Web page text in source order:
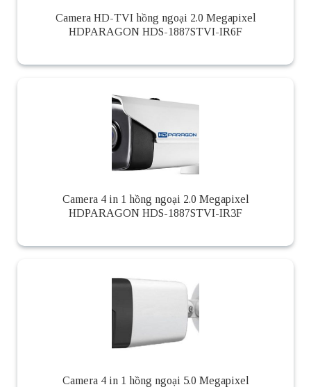
Camera HD-TVI hồng ngoại 2.0 Megapixel
HDPARAGON HDS-1887STVI-IR6F
Camera 4 in 1 hồng ngoại 2.0 Megapixel
HDPARAGON HDS-1887STVI-IR3F
Camera 4 in 1 hồng ngoại 5.0 Megapixel